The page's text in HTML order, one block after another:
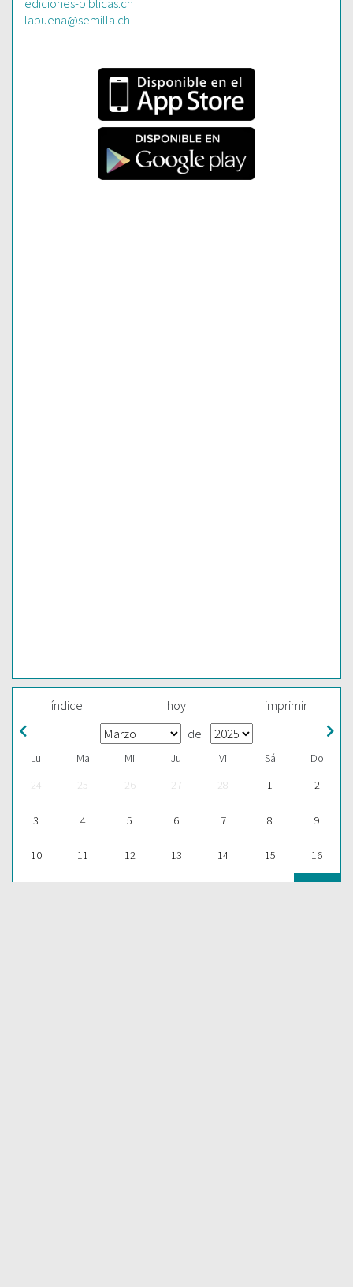
labuena@semilla.ch
índice hoy imprimir
de
Lu Ma Mi Ju Vi Sá
Do
24
25 26 27 28 1 2
3 4 5 6 7 8 9
10 11 12 13 14 15 16